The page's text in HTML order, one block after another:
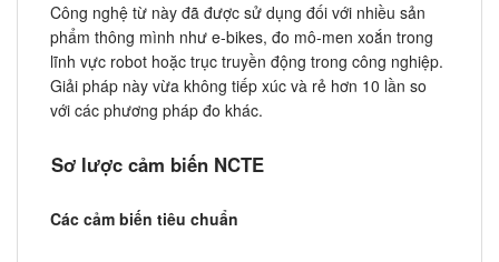
Công nghệ từ này đã được sử dụng đối với nhiều sản
phẩm thông mình như e-bikes, đo mô-men xoắn trong
lĩnh vực robot hoặc trục truyền động trong công nghiệp.
Giải pháp này vừa không tiếp xúc và rẻ hơn 10 lần so
với các phương pháp đo khác.
Sơ lược cảm biến NCTE
Các cảm biến tiêu chuẩn